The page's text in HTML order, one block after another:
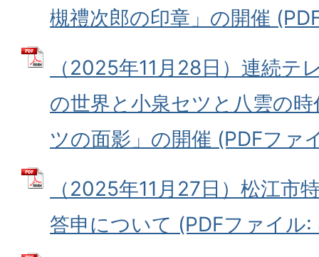
槻禮次郎の印章」の開催
（2025年11月28日）連続テ
の世界と小泉セツと八雲の
ツの面影」の開催 (PDFファ
（2025年11月27日）松江市
答申について (PDFファイル